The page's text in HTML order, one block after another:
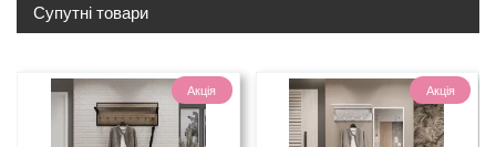
Супутні товари
Акція Акція